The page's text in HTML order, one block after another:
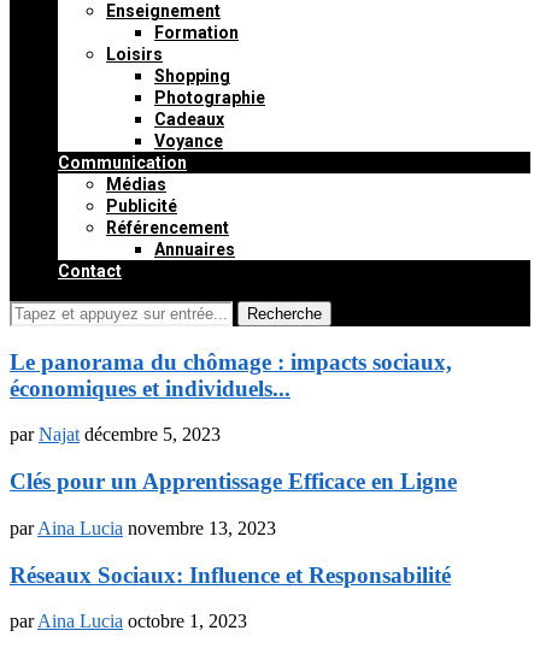
Enseignement
Formation
Loisirs
Shopping
Photographie
Cadeaux
Voyance
Communication
Médias
Publicité
Référencement
Annuaires
Contact
Recherche
Le panorama du chômage : impacts sociaux,
économiques et individuels...
parNajat décembre 5, 2023
Clés pour un Apprentissage Efficace en Ligne
parAina Lucia novembre 13, 2023
Réseaux Sociaux: Influence et Responsabilité
parAina Lucia octobre 1, 2023